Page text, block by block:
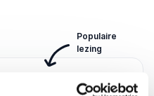
KALVERDA
Populaire
lezing